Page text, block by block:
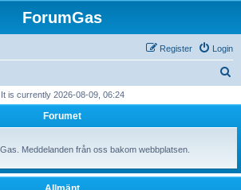
ForumGas
Login
Register
r
h
It is currently 2026-08-09, 06:24
Forumet
Meddelanden från oss bakom webbplatsen.